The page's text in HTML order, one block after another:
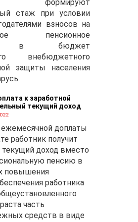
формируют
стаж при условии
взносов на
пенсионное
в бюджет
внебюджетного
защиты населения
к заработной
текущий доход
доплаты
работник получит
доход вместо
пенсию в
повышения
работника
часть
средств в виде